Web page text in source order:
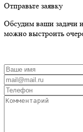
Отправьте заявку
Обсудим ваши задачи
можно выстроить